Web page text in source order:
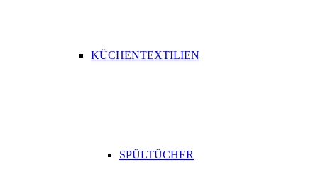
KÜCHENTEXTILIEN
SPÜLTÜCHER